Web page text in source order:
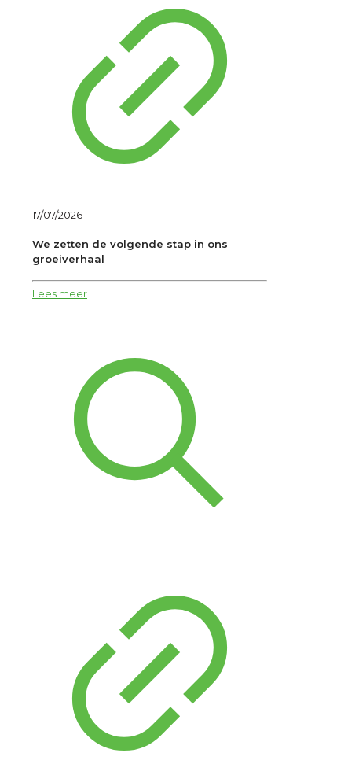
17/07/2026
We zetten de volgende stap in ons
groeiverhaal
Lees meer